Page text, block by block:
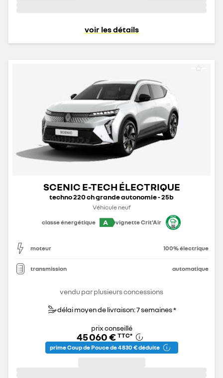
voir les détails
SCENIC E-TECH ÉLECTRIQUE
techno 220 ch grande autonomie - 25b
Véhicule neuf
classe énergétique
A vignette Crit'Air
moteur 100% électrique
transmission automatique
vendu par plusieurs concessions
délai moyen de livraison: 7 semaines *
prix conseillé
45 060 € TTC*
prime Coup de Pouce de 4 830 € déduite